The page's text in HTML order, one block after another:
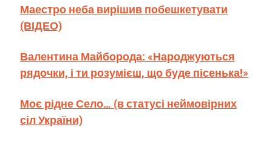
Маестро неба вирішив побешкетувати
(ВІДЕО)
Валентина Майборода: «Народжуються
рядочки, і ти розумієш, що буде пісенька!»
Моє рідне Село… (в статусі неймовірних
сіл України)